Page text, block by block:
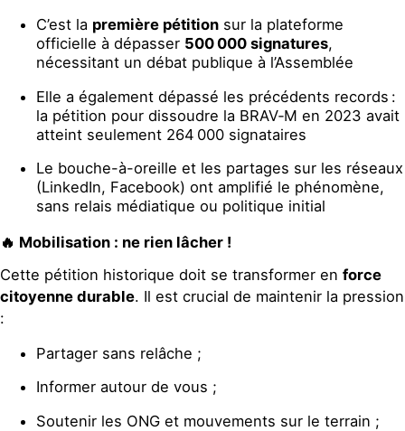
C’est la première pétition sur la plateforme
officielle à dépasser 500 000 signatures,
nécessitant un débat publique à l’Assemblée
Elle a également dépassé les précédents records :
la pétition pour dissoudre la BRAV‑M en 2023 avait
atteint seulement 264 000 signataires
Le bouche-à-oreille et les partages sur les réseaux
(LinkedIn, Facebook) ont amplifié le phénomène,
sans relais médiatique ou politique initial
🔥 Mobilisation : ne rien lâcher !
Cette pétition historique doit se transformer en force
citoyenne durable. Il est crucial de maintenir la pression
:
Partager sans relâche ;
Informer autour de vous ;
Soutenir les ONG et mouvements sur le terrain ;